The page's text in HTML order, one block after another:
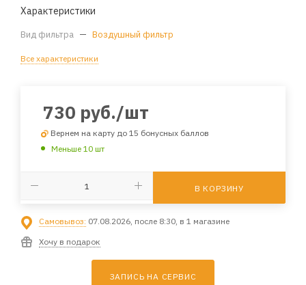
Характеристики
Вид фильтра — Воздушный фильтр
Все характеристики
730 руб./шт
Вернем на карту до 15 бонусных баллов
Меньше 10 шт
В КОРЗИНУ
Самовывоз: 07.08.2026, после 8:30, в 1 магазине
Хочу в подарок
ЗАПИСЬ НА СЕРВИС